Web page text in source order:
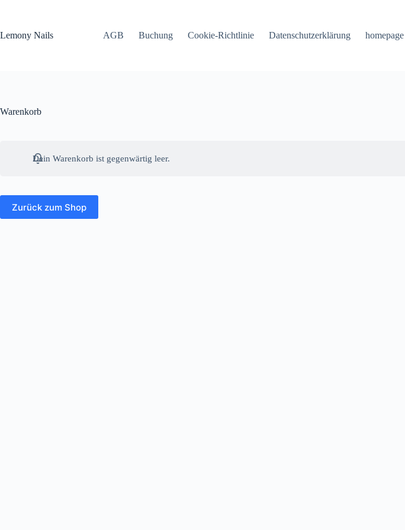
Lemony Nails
AGB Buchung Cookie-Richtlinie Datenschutzerklärung homepage
Warenkorb
Dein Warenkorb ist gegenwärtig leer.
Zurück zum Shop